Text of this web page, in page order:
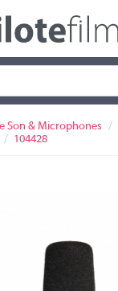
Son & Microphones
104428